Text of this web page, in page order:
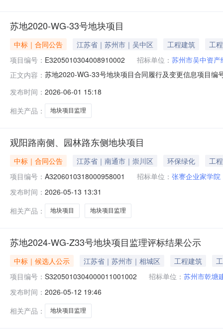
苏地2020-WG-33号地块项目
中标｜合同公告 江苏省｜苏州市｜吴中区 工程建筑
工程
项目编号： E3205010304008910002 招标单位： 苏州市吴中资
正文内容： 苏地2020-WG-33号地块项目合同履行及变更信息项目
（天）*850实际工期（天）*1020合同完成时间（天）
发布时间： 2026-06-01 15:18
相关产品：
地块项目监理
观阳路南侧、园林路东侧地块项目
中标｜合同公告 江苏省｜南通市｜崇川区 环保绿化
工程
项目编号： A3206010318000958001 招标单位： 张謇企业家学院
发布时间： 2026-05-13 13:31
相关产品：
地块项目 地块项目监理
苏地2024-WG-Z33号地块项目监理评标结果公示
中标｜候选人公示 江苏省｜苏州市｜相城区 工程建筑
项目编号： S3205010304000011001002 招标单位： 苏州市乾塘
发布时间： 2026-05-12 19:46
相关产品：
地块项目监理